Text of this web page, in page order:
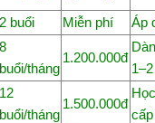
2 buổi Miễn phí Áp
8
buổi/tháng
1.200.000đ
1–2
12
buổi/tháng
1.500.000đ